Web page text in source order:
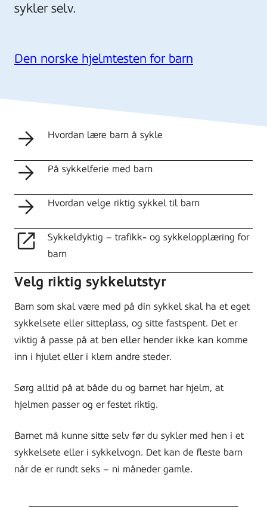
sykler selv.
Den norske hjelmtesten for barn
Hvordan lære barn å sykle
På sykkelferie med barn
Hvordan velge riktig sykkel til barn
Sykkeldyktig – trafikk- og sykkelopplæring for
barn
Velg riktig sykkelutstyr
Barn som skal være med på din sykkel skal ha et eget
sykkelsete eller sitteplass, og sitte fastspent. Det er
viktig å passe på at ben eller hender ikke kan komme
inn i hjulet eller i klem andre steder.
Sørg alltid på at både du og barnet har hjelm, at
hjelmen passer og er festet riktig.
Barnet må kunne sitte selv før du sykler med hen i et
sykkelsete eller i sykkelvogn. Det kan de fleste barn
når de er rundt seks – ni måneder gamle.